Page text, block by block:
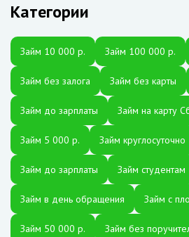
Категории
Займ 10 000 р. Займ 100 000 р.
Займ без залога Займ без карты
Займ до зарплаты Займ на карту
Займ 5 000 р. Займ круглосуточно
Займ до зарплаты Займ студентам
Займ в день обращения Займ с
Займ 50 000 р. Займ без